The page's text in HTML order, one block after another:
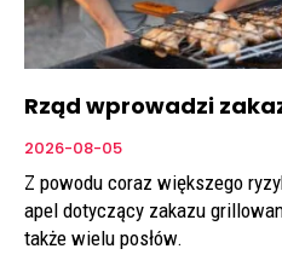
Rząd wprowadzi
2026-08-05
Z powodu coraz większego
apel dotyczący zakazu
także wielu posłów.